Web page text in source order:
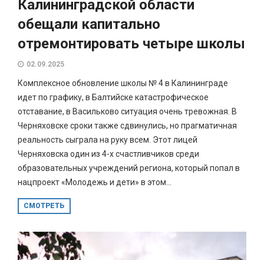
Калининградской области
обещали капитально
отремонтировать четыре школы
02.09.2025
Комплексное обновление школы № 4 в Калининграде
идет по графику, в Балтийске катастрофическое
отставание, в Васильково ситуация очень тревожная. В
Черняховске сроки также сдвинулись, но прагматичная
реальность сыграла на руку всем. Этот лицей
Черняховска один из 4-х счастливчиков среди
образовательных учреждений региона, который попал в
нацпроект «Молодежь и дети» в этом...
СМОТРЕТЬ